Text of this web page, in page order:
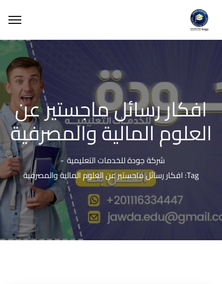
افكار رسائل ماجستير عن
العلوم المالية والمصرفية
شركة جودة للخدمات التعليمية
Tag: افكار رسائل ماجستير عن العلوم المالية والمصرفية